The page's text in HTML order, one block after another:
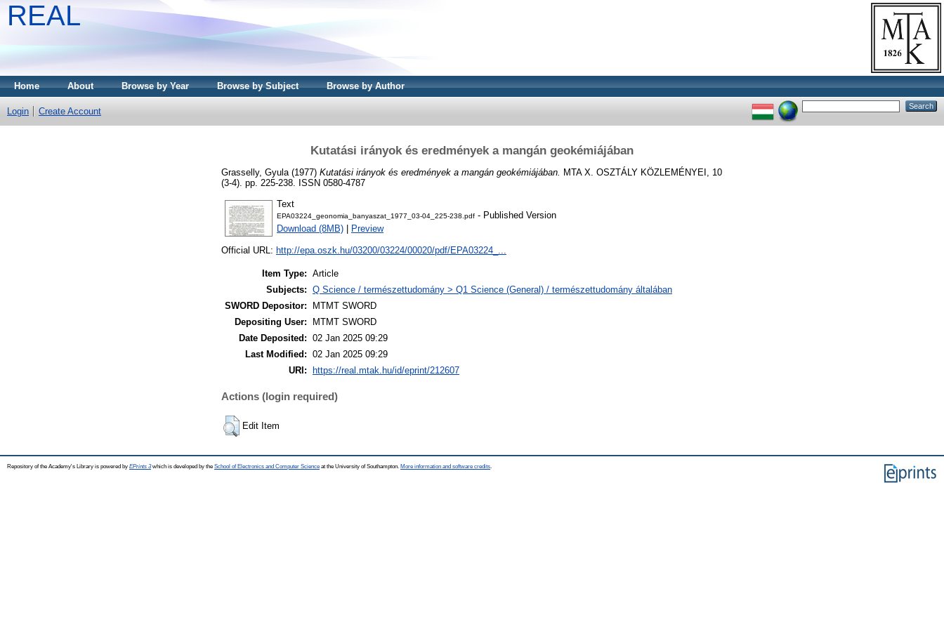
REAL
Home About Browse by Year Browse by Subject Browse by Author
Login Create Account
Kutatási irányok és eredmények a mangán geokémiájában
Grasselly, Gyula (1977) Kutatási irányok és eredmények a mangán geokémiájában. MTA X. OSZTÁLY KÖZLEMÉNYEI, 10
(3-4). pp. 225-238. ISSN 0580-4787
Text
EPA03224_geonomia_banyaszat_1977_03-04_225-238.pdf - Published Version
Download (8MB)
Preview
Official URL: http://epa.oszk.hu/03200/03224/00020/pdf/EPA03224_...
Item Type: Article
Subjects: Q Science / természettudomány > Q1 Science (General) / természettudomány általában
SWORD Depositor:
MTMT SWORD
Depositing User:
MTMT SWORD
Date Deposited: 02 Jan 2025 09:29
Last Modified: 02 Jan 2025 09:29
URI:
https://real.mtak.hu/id/eprint/212607
Actions (login required)
Edit Item
Repository of the Academy's Library is powered by EPrints 3which is developed by the School of Electronics and Computer Science at the University of Southampton. More information and software credits